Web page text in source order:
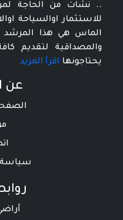
.. نشات من الحاجة
للاستثمار اوالسياحة
الماس هي هذا المرشد
والمصداقية لتقديم
يحتاجونها اقرأ المزيد
عن